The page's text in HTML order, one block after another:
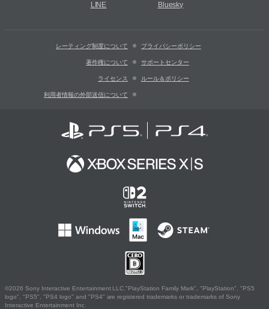
LINE Bluesky
レーティング制度について プライバシーポリシー
著作権について サポートセンター
ライセンス ルール＆ポリシー
利用者情報の外部送信について
©2026 Sony Interactive Entertainment LLC."PlayStation Family Mark", "PlayStation", "PS5
logo", "PS5", "PS4 logo" and "PS4" are registered trademarks or trademarks of Sony
Interactive Entertainment Inc.